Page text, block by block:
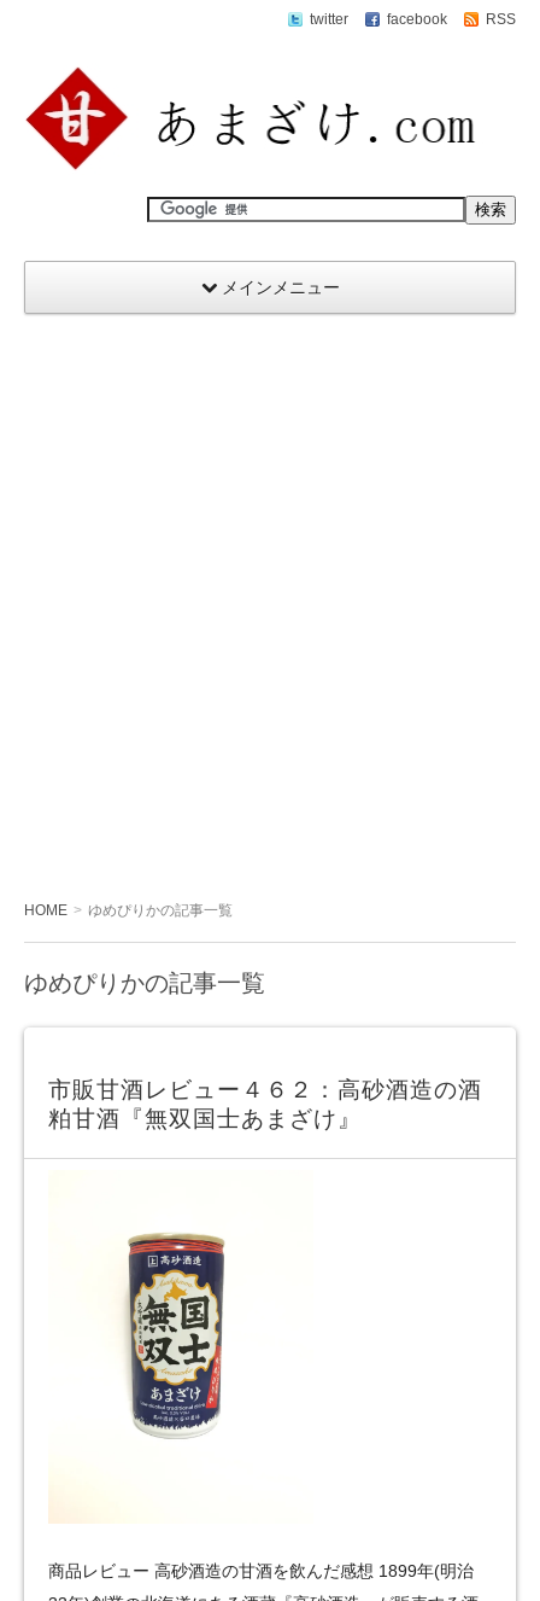
twitter facebook RSS
メインメニュー
HOME ゆめぴりかの記事一覧
ゆめぴりかの記事一覧
市販甘酒レビュー４６２：高砂酒造の酒
粕甘酒『無双国士あまざけ』
商品レビュー 高砂酒造の甘酒を飲んだ感想 1899年(明治